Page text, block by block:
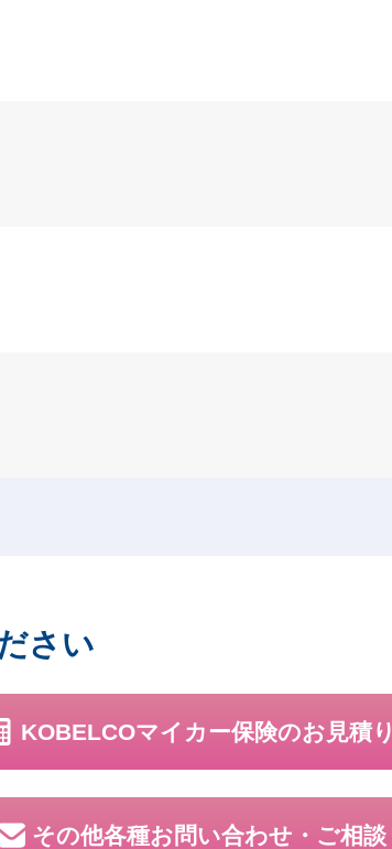
さい
KOBELCOマイカー保険のお見積り
その他各種お問い合わせ・ご相談